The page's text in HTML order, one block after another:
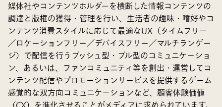
媒体社やコンテンツホルダーを横断した情報コンテンツの
調達と版権の獲得・管理を行い、生活者の趣味・嗜好やコ
ンテンツ消費スタイルに応じて最適なUX（タイムフリー
／ロケーションフリー／デバイスフリー／マルチランゲー
ジ）で配信を行うプッシュ型・プル型のコミュニケーショ
ン、あるいは、ファンコミュニティ等を創出・運営してコ
ンテンツ配信やプロモーションサービスを提供するゲーム
感覚的な双方向コミュニケーションなど、顧客体験価値